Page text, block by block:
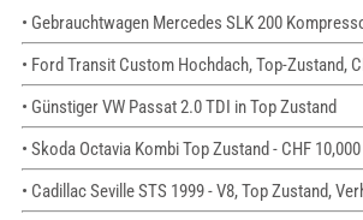
• Gebrauchtwagen Mercedes SLK 200
• Ford Transit Custom Hochdach, Top-Zustand,
• Günstiger VW Passat 2.0 TDI in Top Zustand
• Skoda Octavia Kombi Top Zustand - CHF 10,000
• Cadillac Seville STS 1999 - V8, Top Zustand,